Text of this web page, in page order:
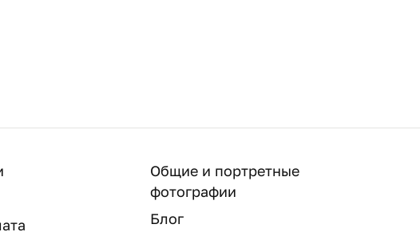
Общие и портретные
фотографии
Блог